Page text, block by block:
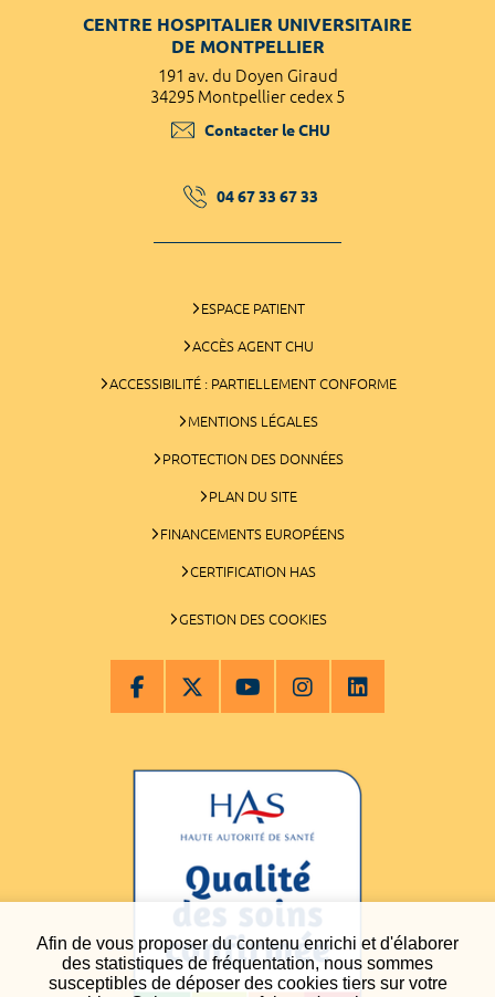
Afin de vous proposer du contenu enrichi et d'élaborer
des statistiques de fréquentation, nous sommes
susceptibles de déposer des cookies tiers sur votre
CENTRE HOSPITALIER UNIVERSITAIRE
DE MONTPELLIER
191 av. du Doyen Giraud
34295 Montpellier cedex 5
Contacter le CHU
04 67 33 67 33
ESPACE PATIENT
ACCÈS AGENT CHU
ACCESSIBILITÉ : PARTIELLEMENT CONFORME
MENTIONS LÉGALES
PROTECTION DES DONNÉES
PLAN DU SITE
FINANCEMENTS EUROPÉENS
CERTIFICATION HAS
GESTION DES COOKIES